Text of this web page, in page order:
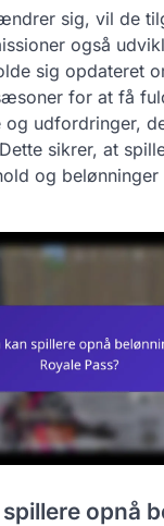
sig, vil de
også
sig opdateret
for at få
og udfordringer,
sikrer, at
og belønninger
opnå